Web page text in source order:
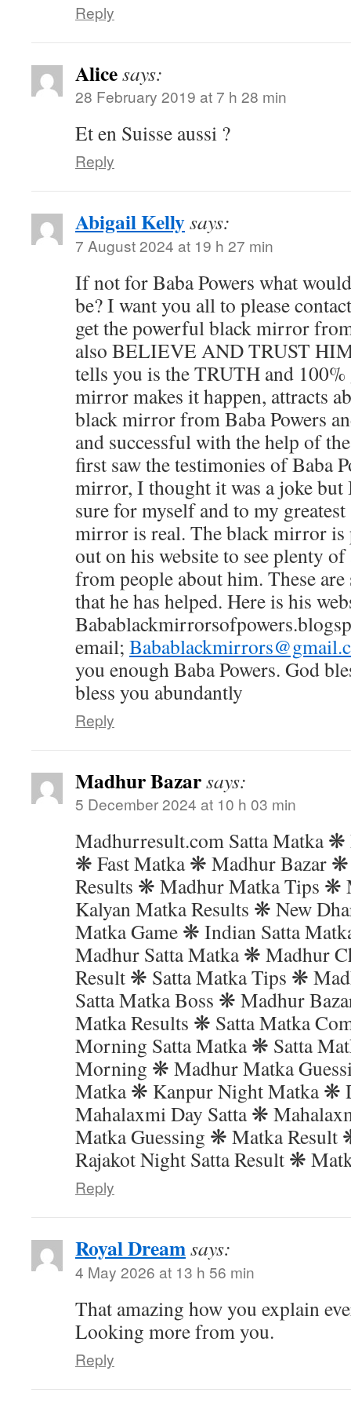
Reply
Alicesays:
28 February 2019 at 7 h 28 min
Et en Suisse aussi ?
Reply
Abigail Kellysays:
7 August 2024 at 19 h 27 min
If not for Baba Powers what
be? I want you all to please
get the powerful black mirror
also BELIEVE AND TRUST HIM
tells you is the TRUTH and 100%
mirror makes it happen, attracts
black mirror from Baba Powers
and successful with the help of
first saw the testimonies of Baba
mirror, I thought it was a joke but
sure for myself and to my
mirror is real. The black mirror
out on his website to see plenty
from people about him. These
that he has helped. Here is his
email;
you enough Baba Powers. God
bless you abundantly
Reply
Madhur Bazarsays:
5 December 2024 at 10 h 03 min
Madhurresult.com Satta Matka
❋ Fast Matka ❋ Madhur Bazar
Results ❋ Madhur Matka Tips ❋
Kalyan Matka Results ❋ New
Matka Game ❋ Indian Satta
Madhur Satta Matka ❋ Madhur
Result ❋ Satta Matka Tips ❋
Satta Matka Boss ❋ Madhur
Matka Results ❋ Satta Matka
Morning Satta Matka ❋ Satta
Morning ❋ Madhur Matka
Matka ❋ Kanpur Night Matka ❋
Mahalaxmi Day Satta ❋
Matka Guessing ❋ Matka
Rajakot Night Satta Result ❋
Reply
Royal Dreamsays:
4 May 2026 at 13 h 56 min
That amazing how you explain
Looking more from you.
Reply